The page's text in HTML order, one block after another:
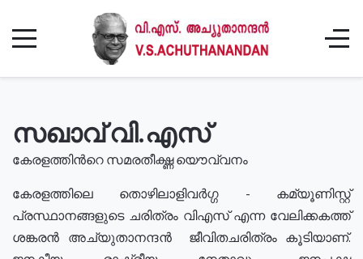
സഖാവ് വി.എസ്
കേരളത്തിൻറെ സമരതീക്ഷ്ണ യൌവ്വനം
കേരളത്തിലെ തൊഴിലാളിവർഗ്ഗ - കമ്യൂണിസ്റ്റ്
പ്രസ്ഥാനങ്ങളുടെ ചരിത്രം വിഎസ് എന്ന വേലിക്കകത്ത്
ശങ്കരൻ അച്യുതാനന്ദൻ ജീവിതചരിത്രം കൂടിയാണ്.